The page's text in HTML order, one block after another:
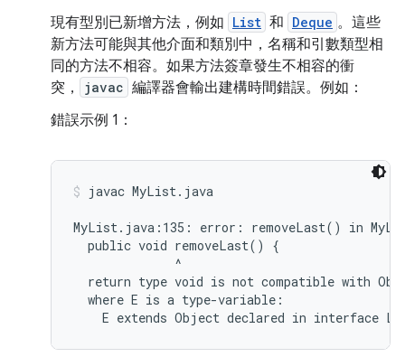
現有型別已新增方法，例如 List 和 Deque 。這些
新方法可能與其他介面和類別中，名稱和引數類型相
同的方法不相容。如果方法簽章發生不相容的衝
突，
javac 編譯器會輸出建構時間錯誤。例如：
錯誤示例 1：
javac MyList.java
MyList.java:135: error: removeLast() in
  public void removeLast() {
              ^
return type void is not compatible with
  where E is a type-variable: